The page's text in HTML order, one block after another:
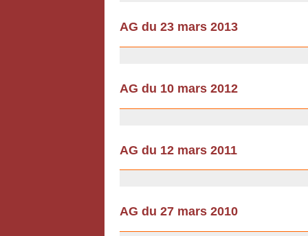
AG du 23 mars 2013
AG du 10 mars 2012
AG du 12 mars 2011
AG du 27 mars 2010